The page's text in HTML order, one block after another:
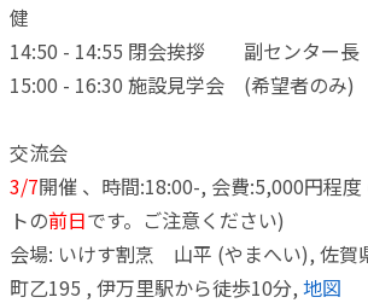
健
14:50 - 14:55 閉会挨拶 副センター長
15:00 - 16:30 施設見学会 (希望者のみ)
交流会
3/7開催 、時間:18:00-, 会費:5,000円程
トの前日です。ご注意ください)
会場: いけす割烹 山平 (やまへい), 佐賀
町乙195 , 伊万里駅から徒歩10分, 地図